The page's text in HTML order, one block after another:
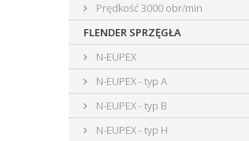
Prędkość 3000 obr/min
FLENDER SPRZĘGŁA
N-EUPEX
N-EUPEX - typ A
N-EUPEX - typ B
N-EUPEX - typ H